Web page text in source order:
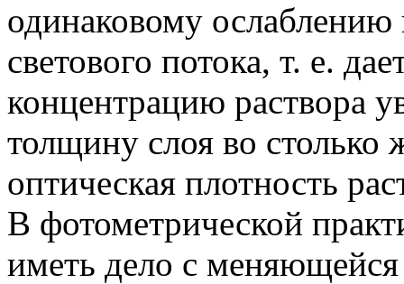
одинаковому ослаблению
светового потока, т. е.
концентрацию раствора
толщину слоя во столько
оптическая плотность
В фотометрической
иметь дело с